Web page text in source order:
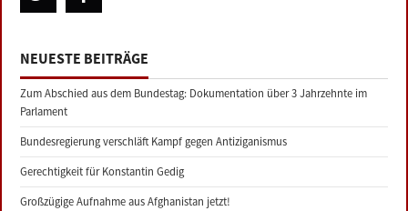
NEUESTE BEITRÄGE
Zum Abschied aus dem Bundestag: Dokumentation über 3 Jahrzehnte im
Parlament
Bundesregierung verschläft Kampf gegen Antiziganismus
Gerechtigkeit für Konstantin Gedig
Großzügige Aufnahme aus Afghanistan jetzt!